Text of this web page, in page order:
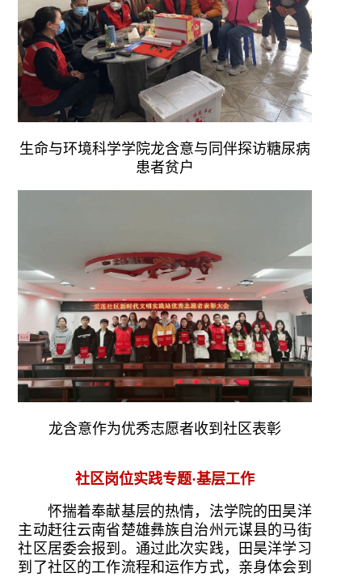
生命与环境科学学院龙含意与同伴探访糖尿病
患者贫户
龙含意作为优秀志愿者收到社区表彰
社区岗位实践专题·基层工作
怀揣着奉献基层的热情，法学院的田昊洋
主动赶往云南省楚雄彝族自治州元谋县的马街
社区居委会报到。通过此次实践，田昊洋学习
到了社区的工作流程和运作方式，亲身体会到